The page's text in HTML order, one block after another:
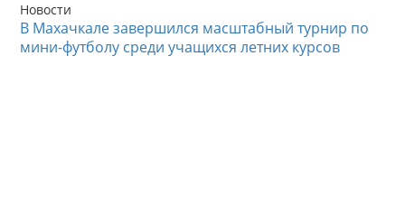
Новости
В Махачкале завершился масштабный турнир по
мини-футболу среди учащихся летних курсов